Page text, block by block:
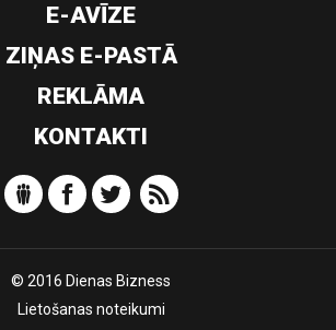
E-AVĪZE
ZIŅAS E-PASTĀ
REKLĀMA
KONTAKTI
© 2016 Dienas Bizness
Lietošanas noteikumi